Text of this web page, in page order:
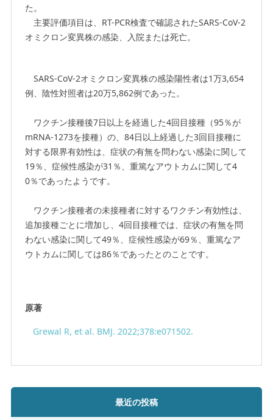
た。
主要評価項目は、RT-PCR検査で確認されたSARS-CoV-2
オミクロン変異株の感染、入院または死亡。
SARS-CoV-2オミクロン変異株の感染陽性者は1万3,654
例、陰性対照者は20万5,862例であった。
ワクチン接種後7日以上を経過した4回目接種（95％が
mRNA-1273を接種）の、84日以上経過した3回目接種に
対する限界有効性は、症状の有無を問わない感染に関して
19％、症候性感染が31％、重篤なアウトカムに関して4
0％であったようです。
ワクチン接種者の未接種者に対するワクチン有効性は、
追加接種ごとに増加し、4回目接種では、症状の有無を問
わない感染に関して49％、症候性感染が69％、重篤なア
ウトカムに関しては86％であったとのことです。
原著
Grewal R, et al. BMJ. 2022;378:e071502.
最近の投稿